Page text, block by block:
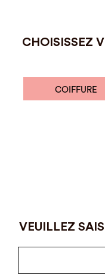
CHOISISSEZ
COIFFURE
VEUILLEZ